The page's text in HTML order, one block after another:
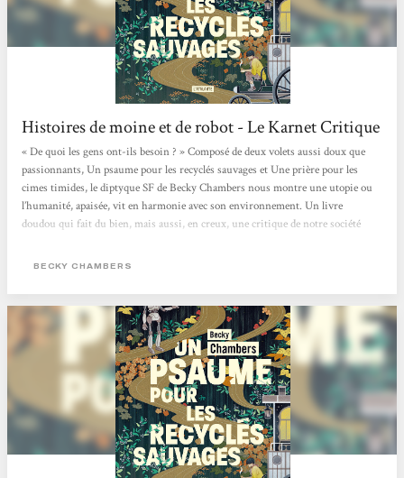
Histoires de moine et de robot - Le Karnet Critique
« De quoi les gens ont-ils besoin ? » Composé de deux volets aussi doux que
passionnants, Un psaume pour les recyclés sauvages et Une prière pour les
cimes timides, le diptyque SF de Becky Chambers nous montre une utopie ou
l’humanité, apaisée, vit en harmonie avec son environnement. Un livre
doudou qui fait du bien, mais aussi, en creux, une critique de notre société
interactions. > Écouter la chronique <
BECKY CHAMBERS